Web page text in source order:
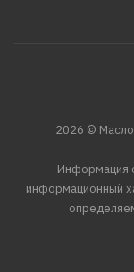
2026 ©
Информация
информационный